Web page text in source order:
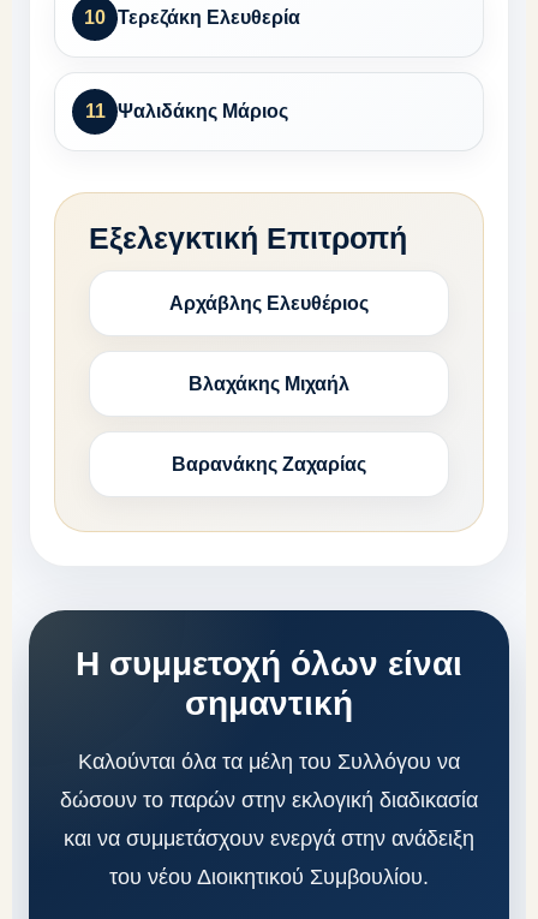
10 Τερεζάκη Ελευθερία
11 Ψαλιδάκης Μάριος
Εξελεγκτική Επιτροπή
Αρχάβλης Ελευθέριος
Βλαχάκης Μιχαήλ
Βαρανάκης Ζαχαρίας
Η συμμετοχή όλων είναι
σημαντική
Καλούνται όλα τα μέλη του Συλλόγου να
δώσουν το παρών στην εκλογική διαδικασία
και να συμμετάσχουν ενεργά στην ανάδειξη
του νέου Διοικητικού Συμβουλίου.